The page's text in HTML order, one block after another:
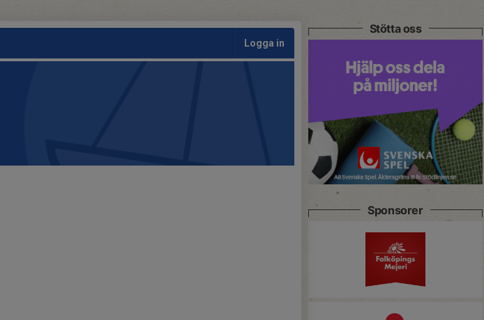
Logga in
Stötta oss
Sponsorer